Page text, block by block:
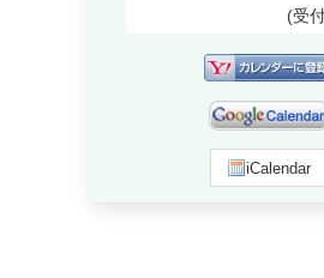
(受
iCalendar